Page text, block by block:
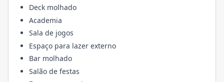
Deck molhado
Academia
Sala de jogos
Espaço para lazer externo
Bar molhado
Salão de festas